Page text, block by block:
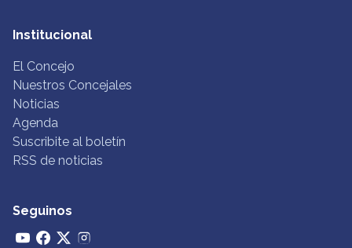
Institucional
El Concejo
Nuestros Concejales
Noticias
Agenda
Suscribite al boletín
RSS de noticias
Seguinos